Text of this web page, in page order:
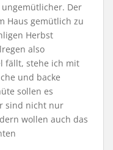
Der
Haus gemütlich zu
Herbst
also
fällt, stehe ich mit
und backe
sollen es
sind nicht nur
wollen auch das